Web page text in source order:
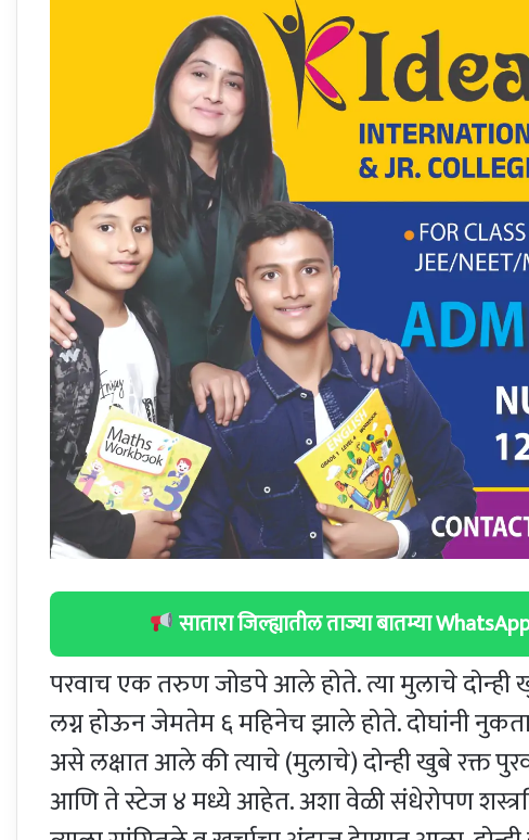
सातारा जिल्ह्यातील ताज्या बातम्या
परवाच एक तरुण जोडपे आले होते. त्या मुलाचे दोन्ही
लग्न होऊन जेमतेम ६ महिनेच झाले होते. दोघांनी
असे लक्षात आले की त्याचे (मुलाचे) दोन्ही खुबे रक्त
आणि ते स्टेज ४ मध्ये आहेत. अशा वेळी संधेरोपण